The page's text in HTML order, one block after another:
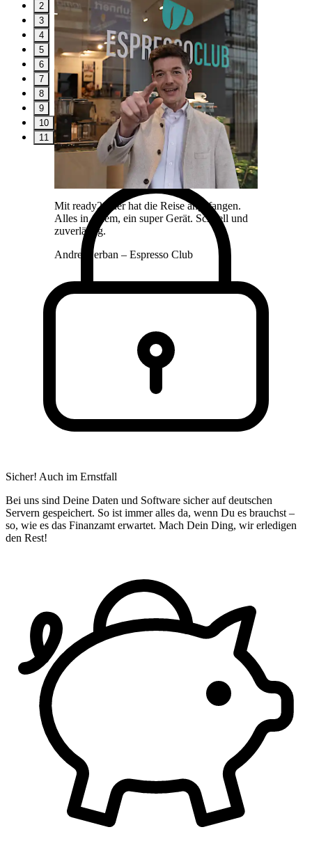
Mit ready2order hat die Reise angefangen.
Alles in einem, ein super Gerät. Schnell und
zuverlässig.
Andrei Serban – Espresso Club
2
3
4
5
6
7
8
9
10
11
Sicher! Auch im Ernstfall
Bei uns sind Deine Daten und Software sicher auf deutschen
Servern gespeichert. So ist immer alles da, wenn Du es brauchst –
so, wie es das Finanzamt erwartet. Mach Dein Ding, wir erledigen
den Rest!